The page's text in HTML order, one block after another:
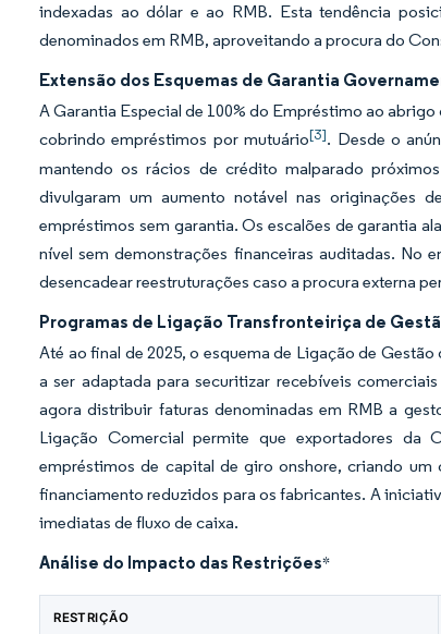
indexadas ao dólar e ao RMB. Esta tendência
denominados em RMB, aproveitando a procura do
Extensão dos Esquemas de Garantia
A Garantia Especial de 100% do Empréstimo ao
cobrindo empréstimos por mutuário[3]. Desde o
mantendo os rácios de crédito malparado
divulgaram um aumento notável nas originações
empréstimos sem garantia. Os escalões de garantia
nível sem demonstrações financeiras auditadas. No
desencadear reestruturações caso a procura externa
Programas de Ligação Transfronteiriça de
Até ao final de 2025, o esquema de Ligação de
a ser adaptada para securitizar recebíveis
agora distribuir faturas denominadas em RMB a
Ligação Comercial permite que exportadores da
empréstimos de capital de giro onshore, criando
financiamento reduzidos para os fabricantes. A
imediatas de fluxo de caixa.
Análise do Impacto das Restrições*
RESTRIÇÃO